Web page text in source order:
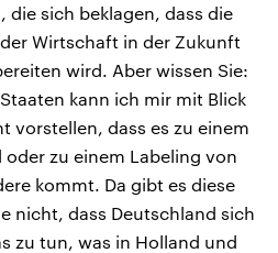
die sich beklagen, dass die
Wirtschaft in der Zukunft
wird. Aber wissen Sie:
kann ich mir mit Blick
vorstellen, dass es zu einem
zu einem Labeling von
kommt. Da gibt es diese
nicht, dass Deutschland sich
zu tun, was in Holland und